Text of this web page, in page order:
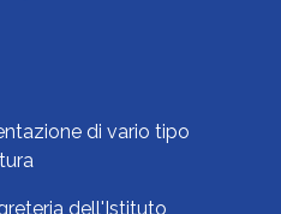
di vario tipo
dell'Istituto